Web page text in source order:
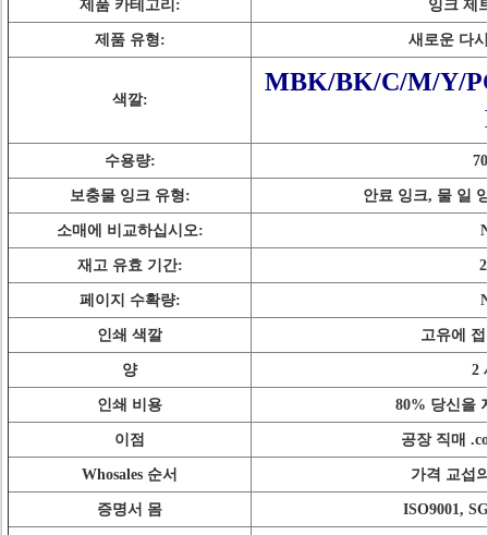
제품 카테고리: 잉크 제
제품 유형: 새로운 다
색깔:
MBK/BK/C/M/Y/
수용량:
보충물 잉크 유형: 안료 잉크, 물 일
소매에 비교하십시오:
재고 유효 기간:
페이지 수확량:
인쇄 색깔 고유에
양 2
인쇄 비용 80% 당신을
이점 공장 직매
Whosales 순서 가격 교섭
증명서 몸 ISO9001,